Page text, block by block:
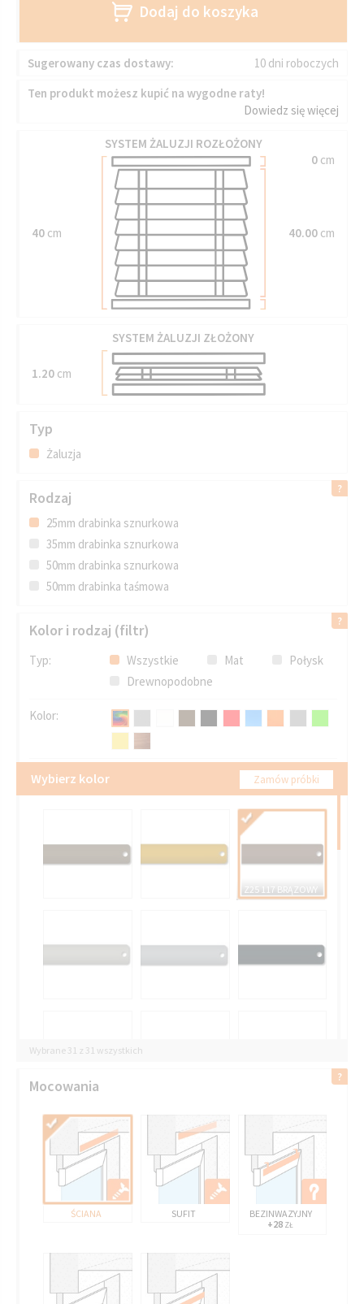
Dodaj do koszyka
Sugerowany czas dostawy:
10 dni roboczych
Ten produkt możesz kupić na wygodne raty!
Dowiedz się więcej
SYSTEM ŻALUZJI ROZŁOŻONY
40 cm
0cm
40.00cm
SYSTEM ŻALUZJI ZŁOŻONY
1.20 cm
Typ
Żaluzja
Rodzaj
25mm drabinka sznurkowa
35mm drabinka sznurkowa
50mm drabinka sznurkowa
50mm drabinka taśmowa
Kolor i rodzaj (filtr)
Typ: Wszystkie Mat
Połysk
Drewnopodobne
Kolor:
Wybierz kolor Zamów próbki
Z25 117 BRĄZOWY
Wybrane 31 z 31 wszystkich
Mocowania
ŚCIANA SUFIT
BEZINWAZYJNY
+28 ZŁ